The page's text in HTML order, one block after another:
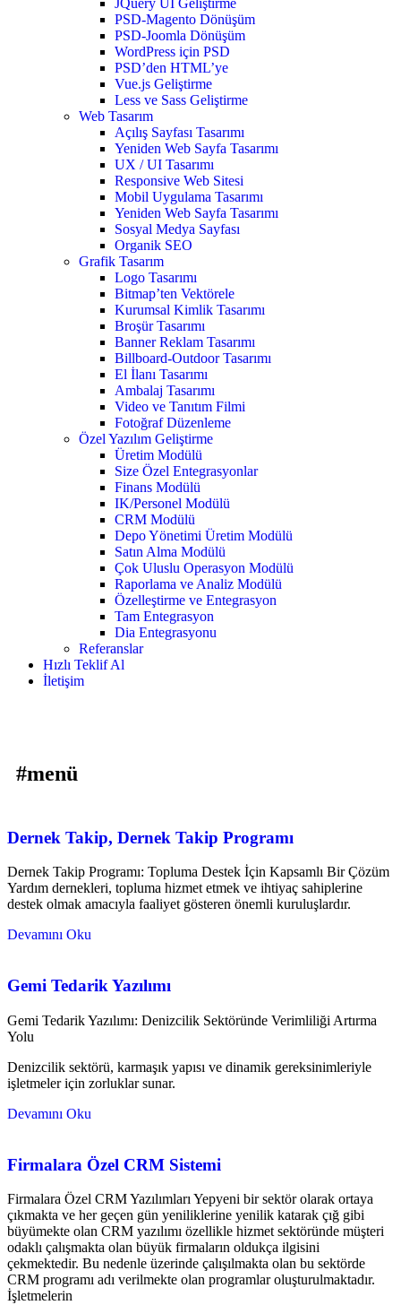
JQuery UI Geliştirme
PSD-Magento Dönüşüm
PSD-Joomla Dönüşüm
WordPress için PSD
PSD’den HTML’ye
Vue.js Geliştirme
Less ve Sass Geliştirme
Web Tasarım
Açılış Sayfası Tasarımı
Yeniden Web Sayfa Tasarımı
UX / UI Tasarımı
Responsive Web Sitesi
Mobil Uygulama Tasarımı
Yeniden Web Sayfa Tasarımı
Sosyal Medya Sayfası
Organik SEO
Grafik Tasarım
Logo Tasarımı
Bitmap’ten Vektörele
Kurumsal Kimlik Tasarımı
Broşür Tasarımı
Banner Reklam Tasarımı
Billboard-Outdoor Tasarımı
El İlanı Tasarımı
Ambalaj Tasarımı
Video ve Tanıtım Filmi
Fotoğraf Düzenleme
Özel Yazılım Geliştirme
Üretim Modülü
Size Özel Entegrasyonlar
Finans Modülü
IK/Personel Modülü
CRM Modülü
Depo Yönetimi Üretim Modülü
Satın Alma Modülü
Çok Uluslu Operasyon Modülü
Raporlama ve Analiz Modülü
Özelleştirme ve Entegrasyon
Tam Entegrasyon
Dia Entegrasyonu
Referanslar
Hızlı Teklif Al
İletişim
#menü
Dernek Takip, Dernek Takip Programı
Dernek Takip Programı: Topluma Destek İçin Kapsamlı Bir Çözüm
Yardım dernekleri, topluma hizmet etmek ve ihtiyaç sahiplerine
destek olmak amacıyla faaliyet gösteren önemli kuruluşlardır.
Devamını Oku
Gemi Tedarik Yazılımı
Gemi Tedarik Yazılımı: Denizcilik Sektöründe Verimliliği Artırma
Yolu
Denizcilik sektörü, karmaşık yapısı ve dinamik gereksinimleriyle
işletmeler için zorluklar sunar.
Devamını Oku
Firmalara Özel CRM Sistemi
Firmalara Özel CRM Yazılımları Yepyeni bir sektör olarak ortaya
çıkmakta ve her geçen gün yeniliklerine yenilik katarak çığ gibi
büyümekte olan CRM yazılımı özellikle hizmet sektöründe müşteri
odaklı çalışmakta olan büyük firmaların oldukça ilgisini
çekmektedir. Bu nedenle üzerinde çalışılmakta olan bu sektörde
CRM programı adı verilmekte olan programlar oluşturulmaktadır.
İşletmelerin